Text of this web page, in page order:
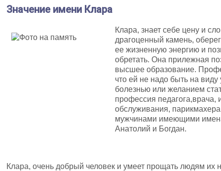
Значение имени Клара
Клара, знает себе цену и
драгоценный камень,
ее жизненную энергию и
обретать. Она прилежная
высшее образование.
что ей не надо быть на виду
болезнью или желанием
профессия
обслуживания,
мужчинами имеющими
Анатолий и Богдан.
Клара, очень добрый человек и умеет прощать людям их